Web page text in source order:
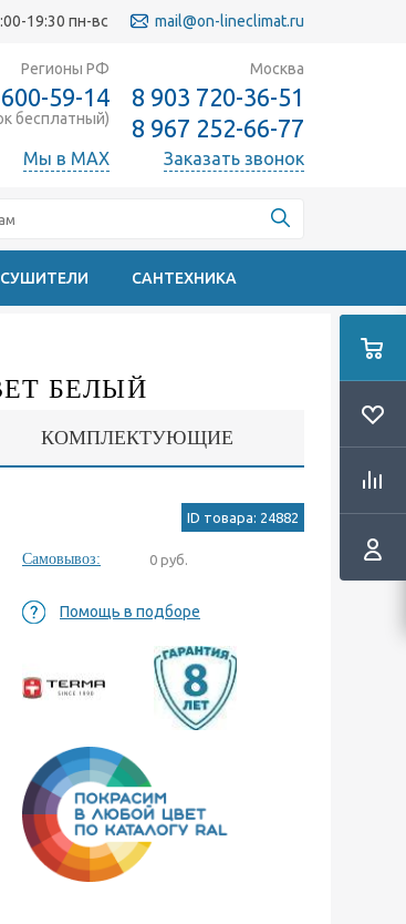
19:30 пн-вс mail@on-lineclimat.ru
Регионы РФ
59-14
бесплатный)
Мы в MAX
Москва
8 903 720-36-51
8 967 252-66-77
Заказать звонок
САНТЕХНИКА
БЕЛЫЙ
КОМПЛЕКТУЮЩИЕ
ID товара: 24882
Самовывоз: 0 руб.
Помощь в подборе